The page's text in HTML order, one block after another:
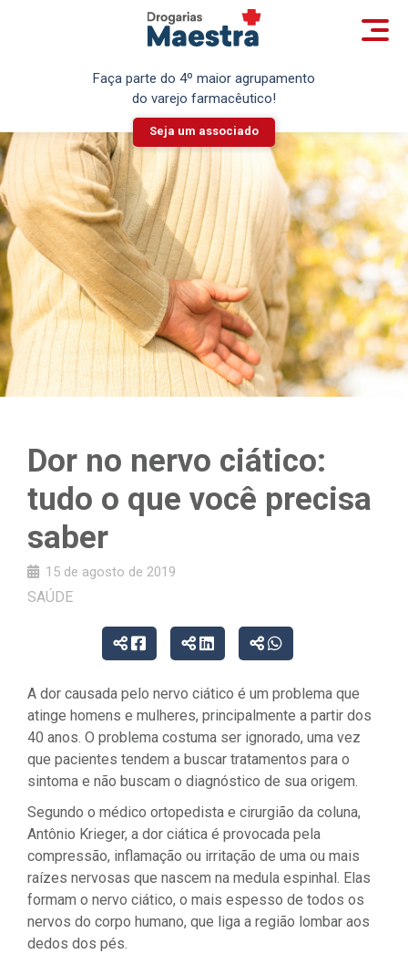
Faça parte do 4º maior agrupamento
do varejo farmacêutico!
Seja um associado
Dor no nervo ciático:
tudo o que você precisa
saber
15 de agosto de 2019
SAÚDE
A dor causada pelo nervo ciático é um problema que
atinge homens e mulheres, principalmente a partir dos
40 anos. O problema costuma ser ignorado, uma vez
que pacientes tendem a buscar tratamentos para o
sintoma e não buscam o diagnóstico de sua origem.
Segundo o médico ortopedista e cirurgião da coluna,
Antônio Krieger, a dor ciática é provocada pela
compressão, inflamação ou irritação de uma ou mais
raízes nervosas que nascem na medula espinhal. Elas
formam o nervo ciático, o mais espesso de todos os
nervos do corpo humano, que liga a região lombar aos
dedos dos pés.